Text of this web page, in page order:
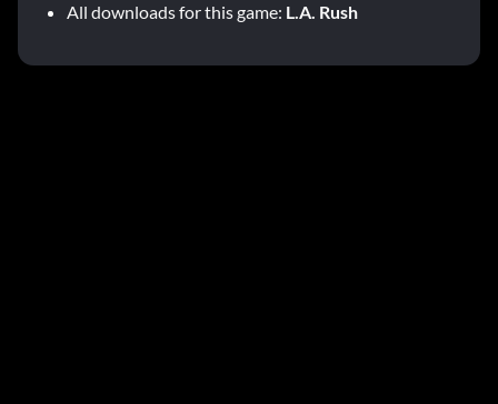
All downloads for this game: L.A. Rush